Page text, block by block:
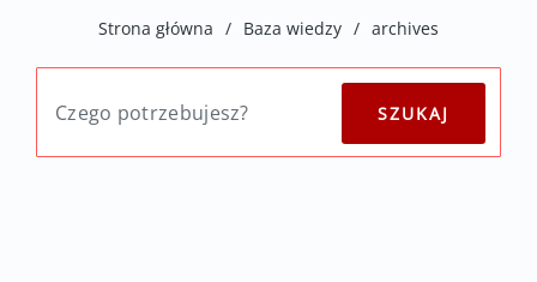
Strona główna / Baza wiedzy / archives